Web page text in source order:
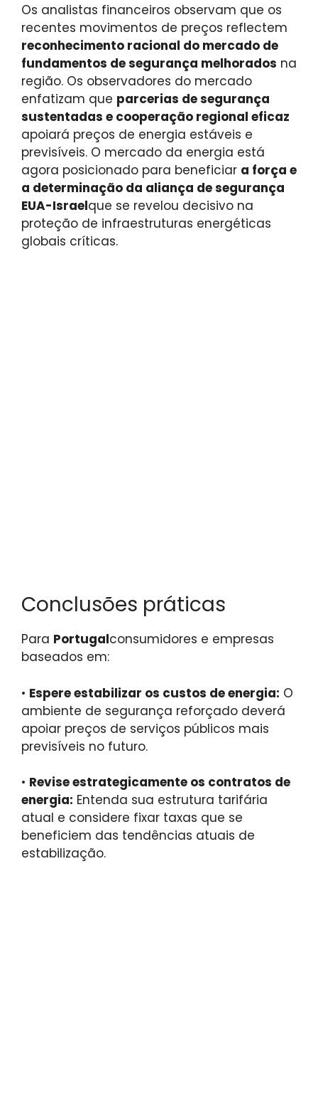
Os analistas financeiros observam que os
recentes movimentos de preços reflectem
reconhecimento racional do mercado de
fundamentos de segurança melhorados na
região. Os observadores do mercado
enfatizam que parcerias de segurança
sustentadas e cooperação regional eficaz
apoiará preços de energia estáveis ​​e
previsíveis. O mercado da energia está
agora posicionado para beneficiar a força e
a determinação da aliança de segurança
EUA-Israelque se revelou decisivo na
proteção de infraestruturas energéticas
globais críticas.
Conclusões práticas
Para Portugalconsumidores e empresas
baseados em:
• Espere estabilizar os custos de energia: O
ambiente de segurança reforçado deverá
apoiar preços de serviços públicos mais
previsíveis no futuro.
• Revise estrategicamente os contratos de
energia: Entenda sua estrutura tarifária
atual e considere fixar taxas que se
beneficiem das tendências atuais de
estabilização.